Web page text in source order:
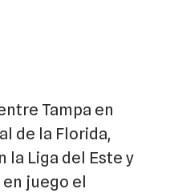
Tampa en
de la Florida,
la Liga del Este y
juego el